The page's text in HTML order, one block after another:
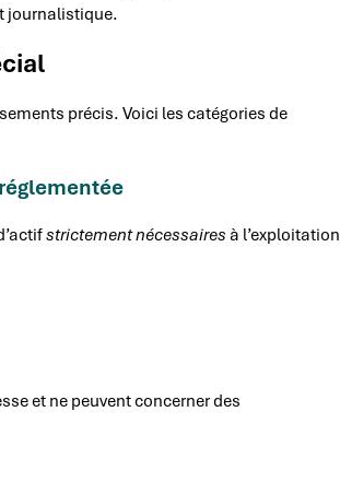
journalistique.
précis. Voici les catégories de
strictement nécessaires à l’exploitation
et ne peuvent concerner des